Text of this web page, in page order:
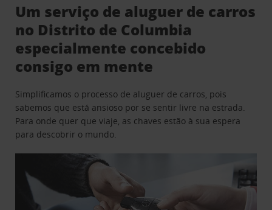
Um serviço de aluguer de carros
no Distrito de Columbia
especialmente concebido
consigo em mente
Simplificamos o processo de aluguer de carros, pois
sabemos que está ansioso por se sentir livre na estrada.
Para onde quer que viaje, as chaves estão à sua espera
para descobrir o mundo.